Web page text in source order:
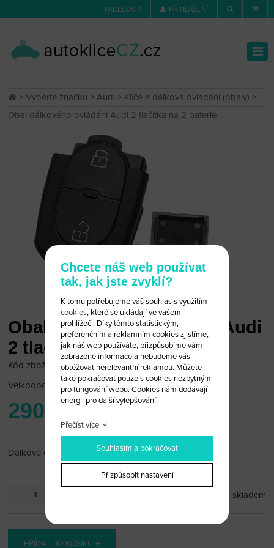
FACEBOOK PŘIHLÁŠENÍ
>Vyberte značku >Audi > Klíče a dálková ovládání (obaly) >
Obal dálkového ovládání Audi 2 tlačítka na 2 baterie
Obal dálkového ovládání Audi
2 tlačítka na 2 baterie
Kód zboží: Audi6/43
Velkoobchodní cena:po přihlášení
290 Kč
Dálkové ovládání Audi 2 tlačítka na 2 baterie (obal)
skladem
PŘIDAT DO KOŠÍKU
Chcete náš web používat
tak, jak jste zvyklí?
K tomu potřebujeme váš souhlas s využitím
cookies, které se ukládají ve vašem
prohlížeči. Díky těmto statistickým,
preferenčním a reklamním cookies zjistíme,
jak náš web používáte, přizpůsobíme vám
zobrazené informace a nebudeme vás
obtěžovat nerelevantní reklamou. Můžete
také pokračovat pouze s cookies nezbytnými
pro fungování webu. Cookies nám dodávají
energii pro další vylepšování.
Přečíst více
Souhlasím a pokračovat
Přizpůsobit nastavení